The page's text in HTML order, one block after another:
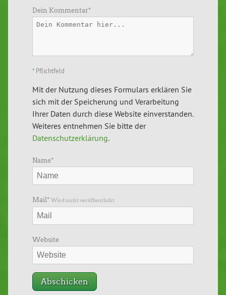
Dein Kommentar*
* Pflichtfeld
Mit der Nutzung dieses Formulars erklären Sie
sich mit der Speicherung und Verarbeitung
Ihrer Daten durch diese Website einverstanden.
Weiteres entnehmen Sie bitte der
Datenschutzerklärung.
Name*
Mail* Wird nicht veröffentlicht
Website